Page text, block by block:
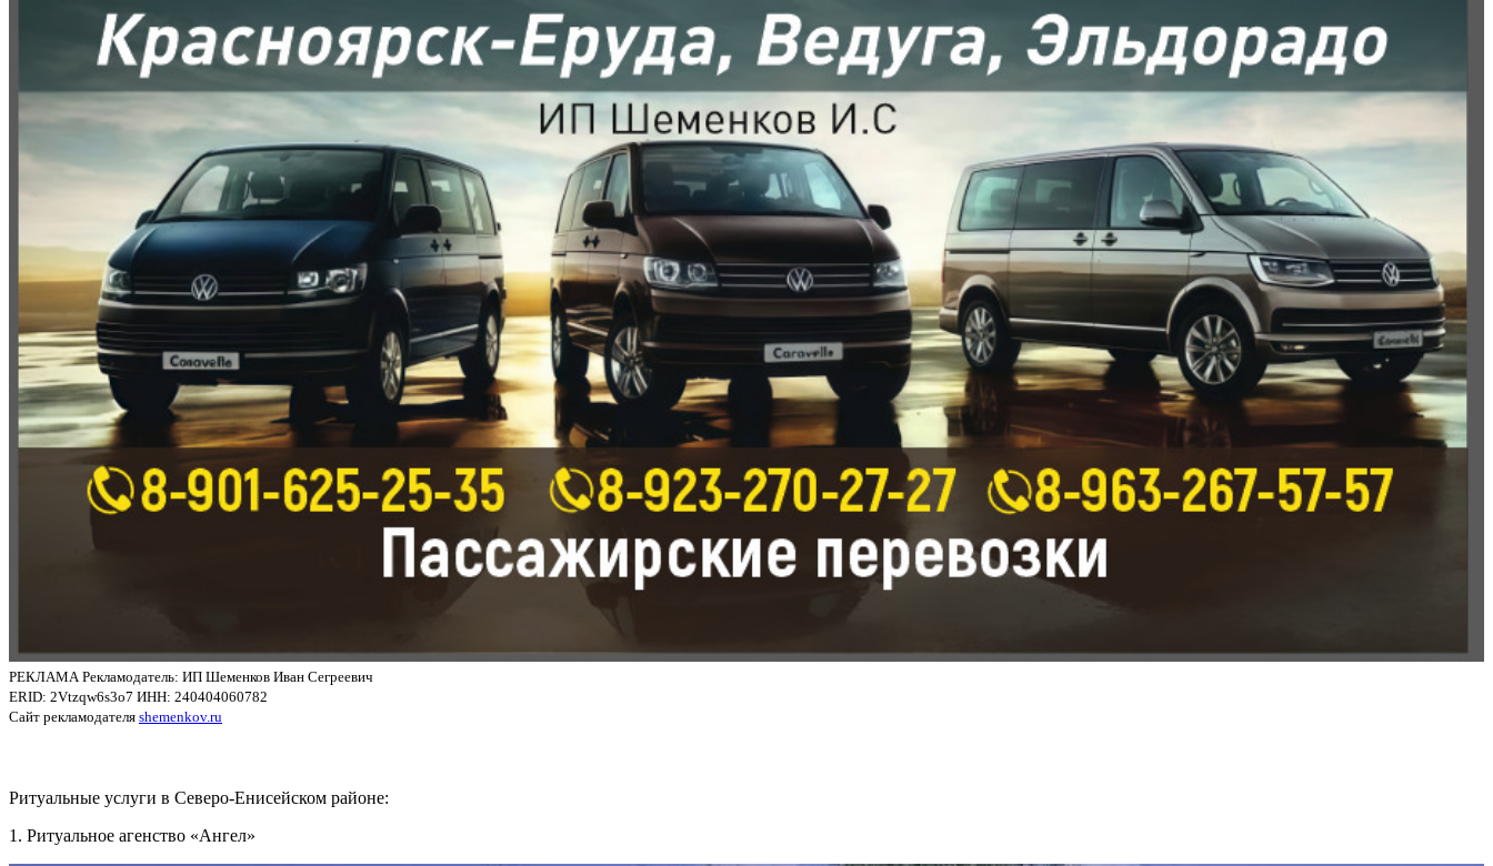
РЕКЛАМА Рекламодатель: ИП Шеменков Иван Сегреевич
ERID: 2Vtzqw6s3o7 ИНН: 240404060782
Сайт рекламодателя shemenkov.ru
Ритуальные услуги в Северо-Енисейском районе:
1. Ритуальное агенство «Ангел»